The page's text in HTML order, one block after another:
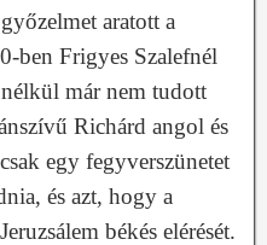
aratott a
ben Frigyes Szalefnél
már nem tudott
Richárd angol és
egy fegyverszünetet
és azt, hogy a
békés elérését.